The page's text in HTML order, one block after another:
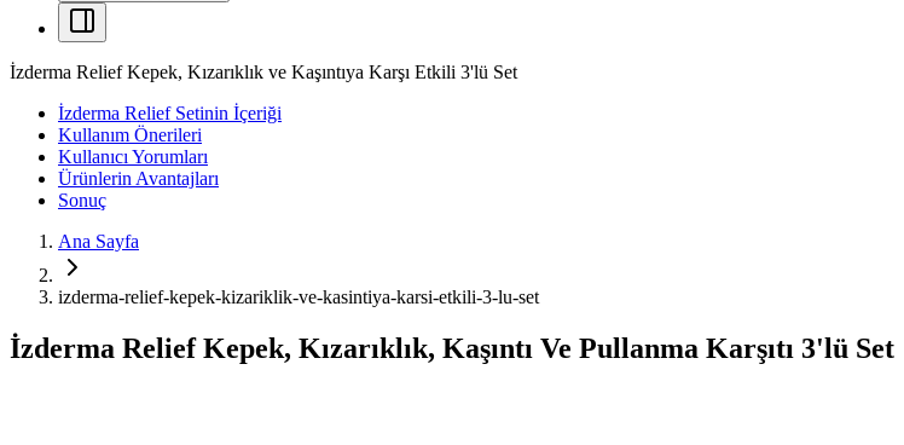
İzderma Relief Kepek, Kızarıklık ve Kaşıntıya Karşı Etkili 3'lü Set
İzderma Relief Setinin İçeriği
Kullanım Önerileri
Kullanıcı Yorumları
Ürünlerin Avantajları
Sonuç
Ana Sayfa
izderma-relief-kepek-kizariklik-ve-kasintiya-karsi-etkili-3-lu-set
İzderma Relief Kepek, Kızarıklık, Kaşıntı Ve Pullanma Karşıtı 3'lü Set